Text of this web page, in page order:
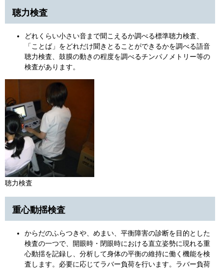
聴力検査
どれくらい小さい音まで聞こえるか調べる標準聴力検査、
「ことば」をどれだけ聞きとることができるかを調べる語音
聴力検査、鼓膜の動きの程度を調べるチンパノメトリー等の
検査があります。
​聴力検査
重心動揺検査
からだのふらつきや、めまい、平衡障害の診断を目的とした
検査の一つで、開眼時・閉眼時における直立姿勢に現れる重
心動揺を記録し、分析して身体の平衡の維持に働く機能を検
査します。必要に応じてラバー負荷を行います。ラバー負荷